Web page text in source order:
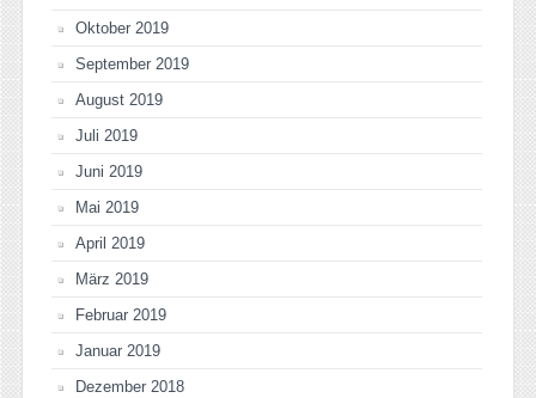
Oktober 2019
September 2019
August 2019
Juli 2019
Juni 2019
Mai 2019
April 2019
März 2019
Februar 2019
Januar 2019
Dezember 2018